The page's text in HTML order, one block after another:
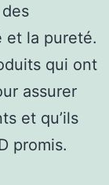
et la pureté.
qui ont
assurer
et qu’ils
promis.